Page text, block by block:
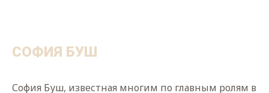
СОФИЯ БУШ
София Буш, известная многим по главным ролям в